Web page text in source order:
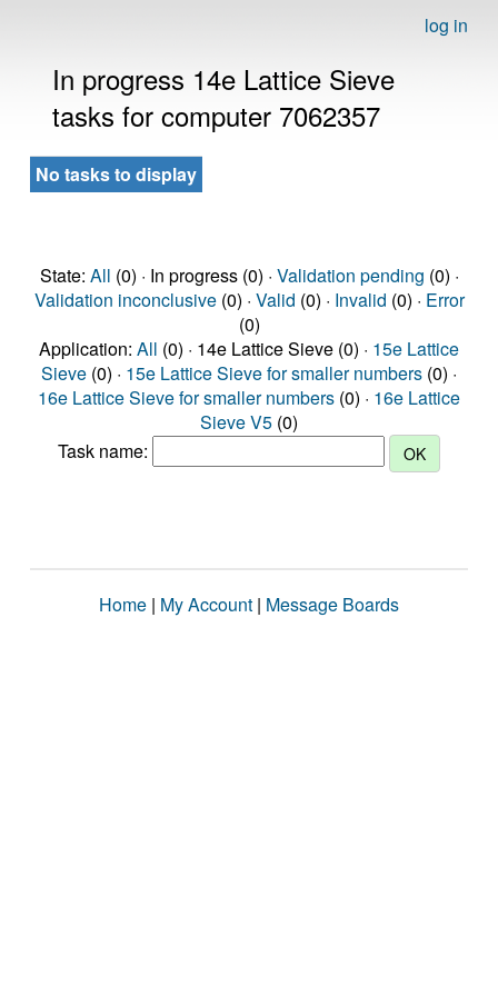
log in
In progress 14e Lattice Sieve
tasks for computer 7062357
No tasks to display
State: All (0) · In progress (0) · Validation pending (0) ·
Validation inconclusive(0) · Valid (0) · Invalid (0) · Error
(0)
Application: All (0) · 14e Lattice Sieve (0) · 15e Lattice
Sieve (0) · 15e Lattice Sieve for smaller numbers (0) ·
16e Lattice Sieve for smaller numbers (0) · 16e Lattice
Sieve V5 (0)
Task name:
Home | My Account | Message Boards